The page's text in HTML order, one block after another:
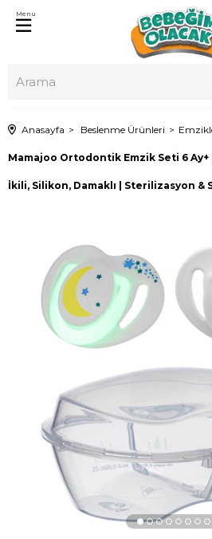
Menu
Anasayfa Beslenme Ürünleri
Mamajoo Ortodontik Emzik Seti 6 Ay+
İkili, Silikon, Damaklı | Sterilizasyon &